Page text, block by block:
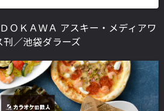
ＯＫＡＷＡ アスキー・メディアワ
刊／池袋ダラーズ